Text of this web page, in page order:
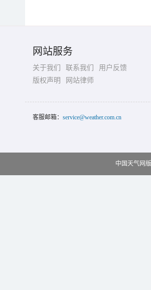
网站服务
关于我们 联系我们
用户反馈
版权声明
网站律师
客服邮箱： service@weather.com.cn
中国天气网